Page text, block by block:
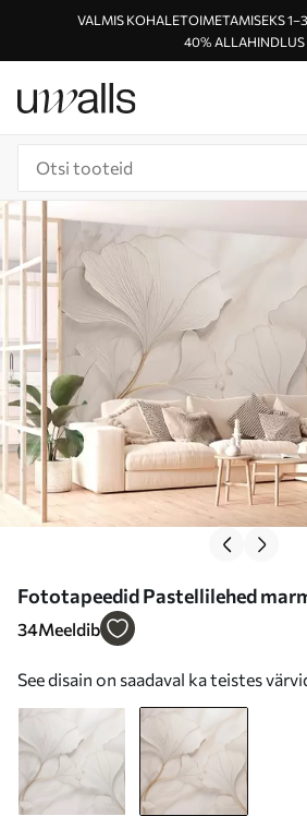
VALMIS KOHALETOIMETAMISEKS 1–3
40% ALLAHINDLUS
Fototapeedid Pastellilehed
toonides Nr w03440v1
34Meeldib
See disain on saadaval ka teistes